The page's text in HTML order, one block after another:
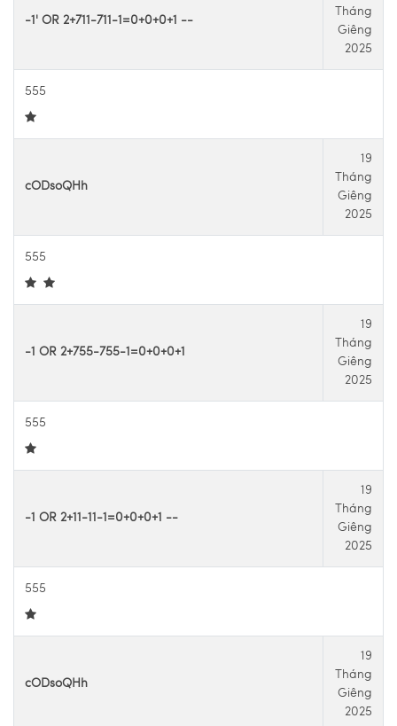
-1' OR 2+711-711-1=0+0+0+1 --
Tháng
Giêng
2025
555
cODsoQHh
19
Tháng
Giêng
2025
555
-1 OR 2+755-755-1=0+0+0+1
19
Tháng
Giêng
2025
555
-1 OR 2+11-11-1=0+0+0+1 --
19
Tháng
Giêng
2025
555
cODsoQHh
19
Tháng
Giêng
2025